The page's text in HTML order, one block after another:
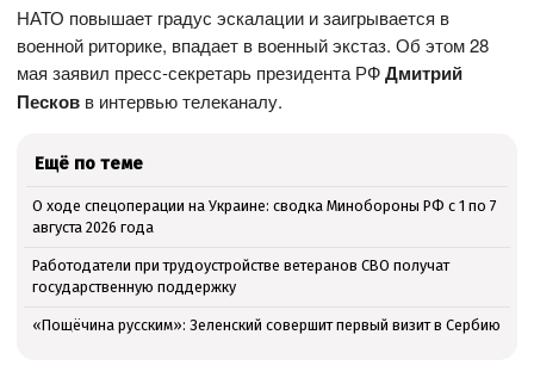
НАТО повышает градус эскалации и заигрывается в
военной риторике, впадает в военный экстаз. Об этом 28
мая заявил пресс-секретарь президента РФДмитрий
Песков в интервью телеканалу.
Ещё по теме
О ходе спецоперации на Украине: сводка Минобороны РФ с 1 по 7
августа 2026 года
Работодатели при трудоустройстве ветеранов СВО получат
государственную поддержку
«Пощёчина русским»: Зеленский совершит первый визит в Сербию